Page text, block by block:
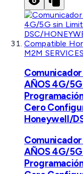
M2M SERVICES
Comunicador
AÑOS 4G/
Cero
Honeywell/
Comunicador
AÑOS 4G/